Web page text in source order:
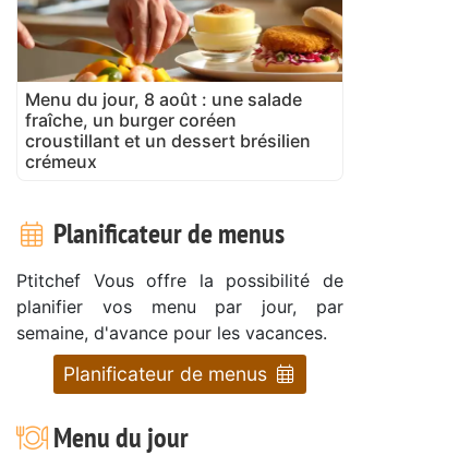
Menu du jour, 8 août : une salade
fraîche, un burger coréen
croustillant et un dessert brésilien
crémeux
Planificateur de menus
Ptitchef Vous offre la possibilité de
planifier vos menu par jour, par
semaine, d'avance pour les vacances.
Planificateur de menus
Menu du jour